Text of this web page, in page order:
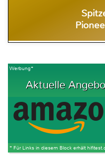
Werbung*
Aktuelle
* Für Links in diesem Block erhält